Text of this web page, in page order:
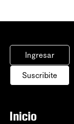
Ingresar
Suscribite
Inicio